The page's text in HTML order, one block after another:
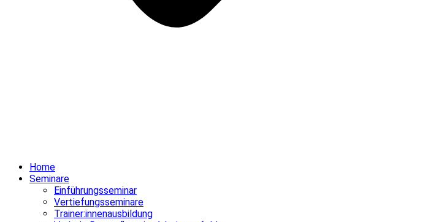
Home
Seminare
Einführungsseminar
Vertiefungsseminare
Trainer:innenausbildung